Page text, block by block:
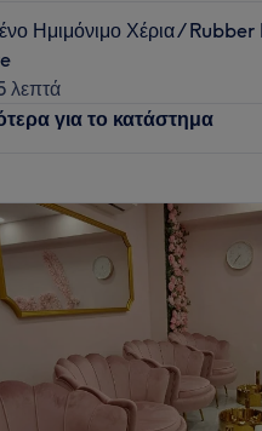
Ημιμόνιμο Χέρια / Rubber
λεπτά
για το κατάστημα
βρίσκεται στο κέντρο της